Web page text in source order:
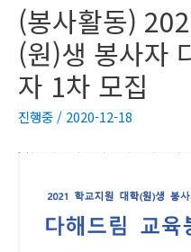
(봉사활동)
(원)생 봉사자
자 1차 모집
진행중 / 2020-12-18